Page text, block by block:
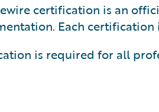
certification is an
Each certification
is required for all